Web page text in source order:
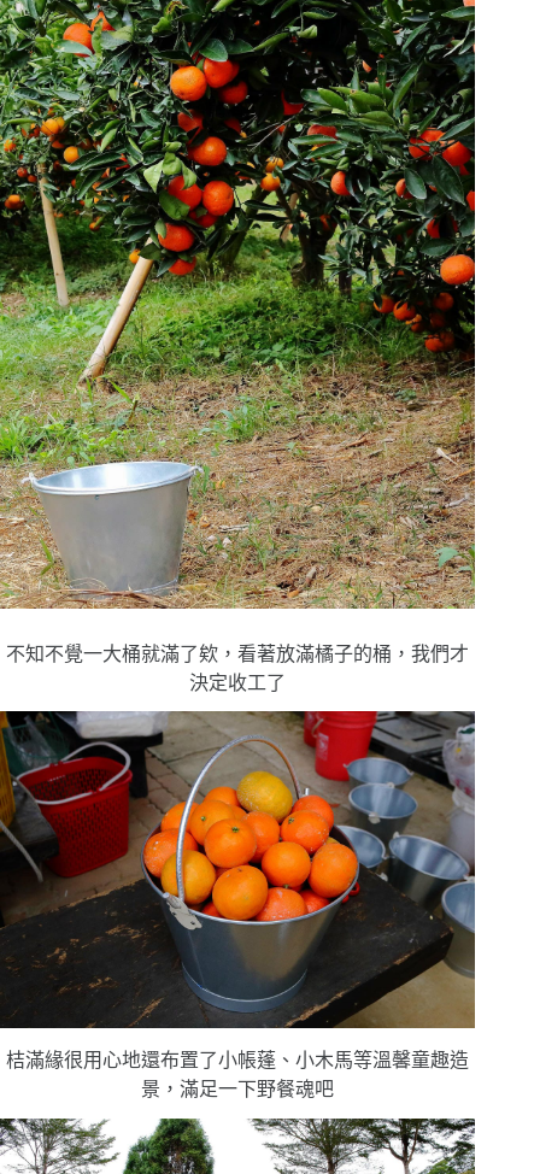
不知不覺一大桶就滿了欸，看著放滿橘子的桶，我們才
決定收工了
桔滿緣很用心地還布置了小帳蓬、小木馬等溫馨童趣造
景，滿足一下野餐魂吧